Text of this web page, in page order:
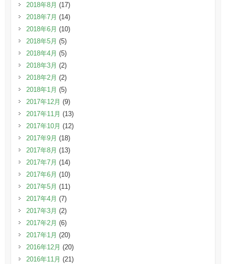
2018年8月 (17)
2018年7月 (14)
2018年6月 (10)
2018年5月 (5)
2018年4月 (5)
2018年3月 (2)
2018年2月 (2)
2018年1月 (5)
2017年12月 (9)
2017年11月 (13)
2017年10月 (12)
2017年9月 (18)
2017年8月 (13)
2017年7月 (14)
2017年6月 (10)
2017年5月 (11)
2017年4月 (7)
2017年3月 (2)
2017年2月 (6)
2017年1月 (20)
2016年12月 (20)
2016年11月 (21)